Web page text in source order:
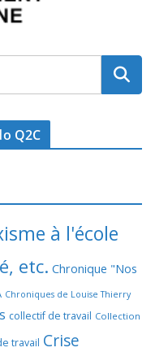
Q2C
à l'école
etc. Chronique "Nos
Chroniques de Louise Thierry
collectif de travail Collection
travail Crise